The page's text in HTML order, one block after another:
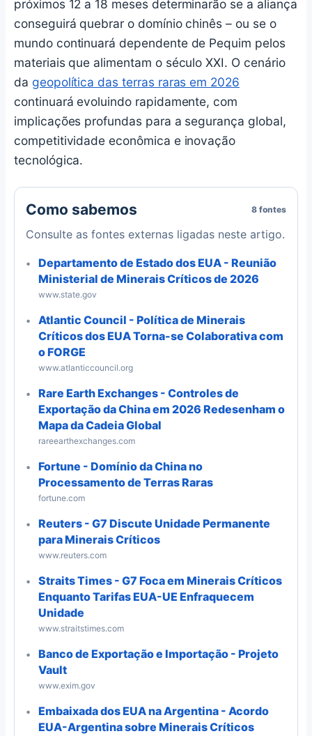
próximos 12 a 18 meses determinarão se a aliança
conseguirá quebrar o domínio chinês – ou se o
mundo continuará dependente de Pequim pelos
materiais que alimentam o século XXI. O cenário
da geopolítica das terras raras em 2026
continuará evoluindo rapidamente, com
implicações profundas para a segurança global,
competitividade econômica e inovação
tecnológica.
Como sabemos 8 fontes
Consulte as fontes externas ligadas neste artigo.
Departamento de Estado dos EUA - Reunião
Ministerial de Minerais Críticos de 2026
www.state.gov
Atlantic Council - Política de Minerais
Críticos dos EUA Torna-se Colaborativa com
o FORGE
www.atlanticcouncil.org
Rare Earth Exchanges - Controles de
Exportação da China em 2026 Redesenham o
Mapa da Cadeia Global
rareearthexchanges.com
Fortune - Domínio da China no
Processamento de Terras Raras
fortune.com
Reuters - G7 Discute Unidade Permanente
para Minerais Críticos
www.reuters.com
Straits Times - G7 Foca em Minerais Críticos
Enquanto Tarifas EUA-UE Enfraquecem
Unidade
www.straitstimes.com
Banco de Exportação e Importação - Projeto
Vault
www.exim.gov
Embaixada dos EUA na Argentina - Acordo
EUA-Argentina sobre Minerais Críticos